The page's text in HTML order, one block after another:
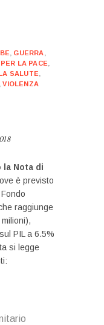
, GUERRA,
LA PACE,
SALUTE,
,VIOLENZA
la Nota di
è previsto
raggiunge
PIL a 6.5%
si legge